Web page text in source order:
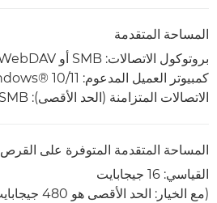
المساحة المتقدمة
بروتوكول الاتصالات: SMB أو WebDAV
كمبيوتر العميل المدعوم: Windows® 10/11
الاتصالات المتزامنة (الحد الأقصى): SMB‏: 64، WebDAV‏: 3
المساحة المتقدمة المتوفرة على القرص
القياسي: 16 جيجابايت
(مع الخيار: الحد الأقصى هو 480 جيجابايت)